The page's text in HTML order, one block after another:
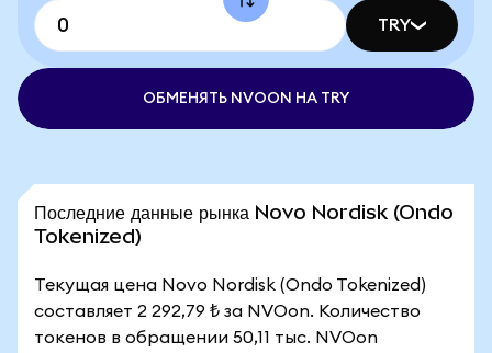
TRY
ОБМЕНЯТЬ NVOON НА TRY
Последние данные рынка Novo Nordisk (Ondo
Tokenized)
Текущая цена Novo Nordisk (Ondo Tokenized)
составляет 2 292,79 ₺ за NVOon. Количество
токенов в обращении 50,11 тыс. NVOon